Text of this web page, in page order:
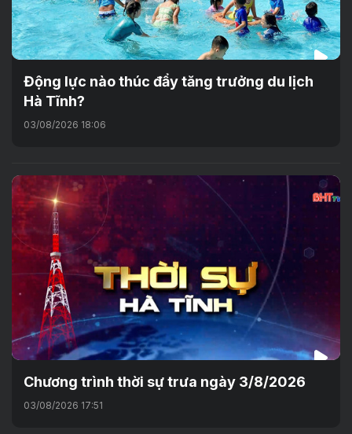
Động lực nào thúc đẩy tăng trưởng du lịch
Hà Tĩnh?
03/08/2026 18:06
Chương trình thời sự trưa ngày 3/8/2026
03/08/2026 17:51